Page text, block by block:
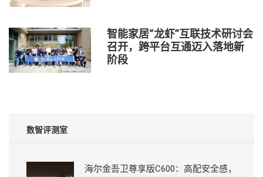
智能家居“龙虾”互联技术研讨会
召开，跨平台互通迈入落地新
阶段
数智评测室
海尔金吾卫尊享版C600：高配安全感，